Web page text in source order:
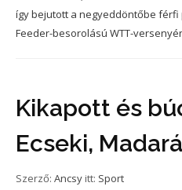
így bejutott a negyeddöntőbe
Feeder-besorolású WTT-
Kikapott és
Ecseki,
Szerző: Ancsy itt: Sport